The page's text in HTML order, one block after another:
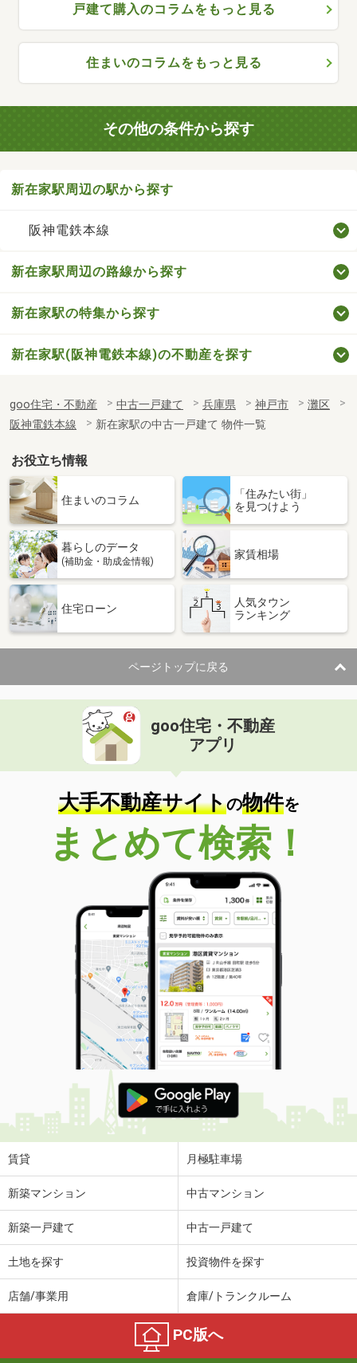
戸建て購入のコラムをもっと見る
住まいのコラムをもっと見る
その他の条件から探す
新在家駅周辺の駅から探す
阪神電鉄本線
新在家駅周辺の路線から探す
新在家駅の特集から探す
新在家駅(阪神電鉄本線)の不動産を探す
goo住宅・不動産 中古一戸建て 兵庫県 神戸市
灘区
阪神電鉄本線
新在家駅の中古一戸建て 物件一覧
お役立ち情報
住まいのコラム
「住みたい街」
を見つけよう
暮らしのデータ
(補助金・助成金情報)
家賃相場
住宅ローン
人気タウン
ランキング
ページトップに戻る
goo住宅・不動産
アプリ
大手不動産サイトの物件を
まとめて検索！
賃貸 月極駐車場
新築マンション 中古マンション
新築一戸建て 中古一戸建て
土地を探す 投資物件を探す
店舗/事業用 倉庫/トランクルーム
PC版へ